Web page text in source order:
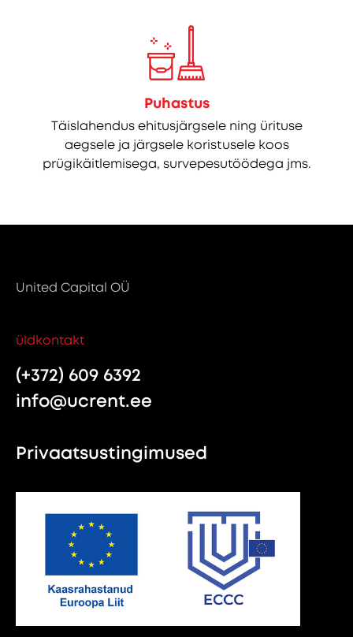
Puhastus
Täislahendus ehitusjärgsele ning ürituse
aegsele ja järgsele koristusele koos
prügikäitlemisega, survepesutöödega jms.
United Capital OÜ
üldkontakt
(+372) 609 6392
info@ucrent.ee
Privaatsustingimused